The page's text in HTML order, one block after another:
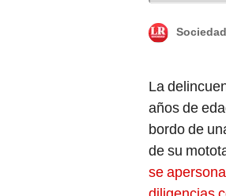
La
años de
bordo de
de su
se